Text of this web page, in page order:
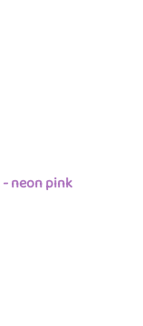
neon pink